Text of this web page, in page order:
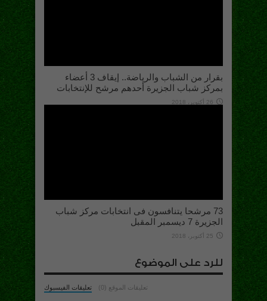
بقرار من الشباب والرياضة.. إيقاف 3 أعضاء
بمركز شباب الجزيرة أحدهم مرشح للإنتخابات
26 أكتوبر، 2018
73 مرشحا يتنافسون فى انتخابات مركز شباب
الجزيرة 7 ديسمبر المقبل
25 أكتوبر، 2018
للرد على الموضوع
تعليقات الفيسبوك تعليقات الموقع (0)